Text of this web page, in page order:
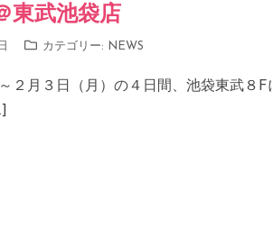
東武池袋店
カテゴリー: NEWS
２月３日（月）の４日間、池袋東武８F